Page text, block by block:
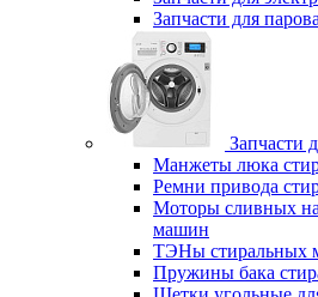
Запчасти для
Запчасти
Манжеты люка
Ремни привода
Моторы сливных
машин
ТЭНы стиральных
Пружины бака